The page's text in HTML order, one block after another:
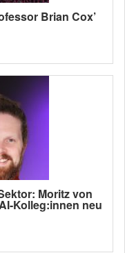
Brian Cox’
Moritz von
Kolleg:innen neu